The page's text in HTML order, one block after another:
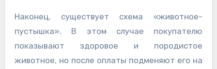
Наконец, существует схема «животное-
пустышка». В этом случае покупателю
показывают здоровое и породистое
животное, но после оплаты подменяют его на